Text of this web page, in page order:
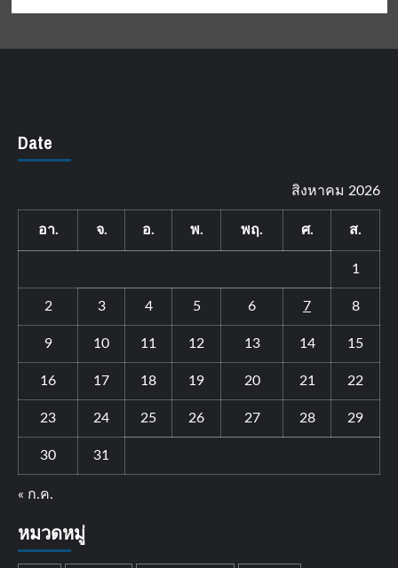
Date
สิงหาคม 2026
อา. จ. อ. พ. พฤ. ศ. ส.
1
2 3 4 5 6 7 8
9 10 11 12 13 14 15
16 17 18 19 20 21 22
23 24 25 26 27 28 29
30 31
« ก.ค.
หมวดหมู่